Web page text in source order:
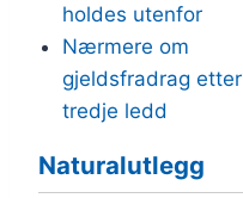
holdes utenfor
Nærmere om
gjeldsfradrag etter
tredje ledd
Naturalutlegg